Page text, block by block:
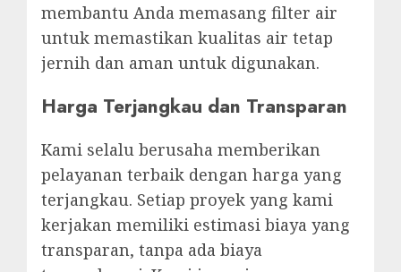
membantu Anda memasang filter air
untuk memastikan kualitas air tetap
jernih dan aman untuk digunakan.
Harga Terjangkau dan Transparan
Kami selalu berusaha memberikan
pelayanan terbaik dengan harga yang
terjangkau. Setiap proyek yang kami
kerjakan memiliki estimasi biaya yang
transparan, tanpa ada biaya